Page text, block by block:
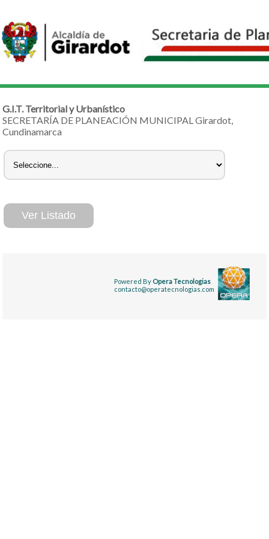
G.I.T. Territorial y Urbanístico
SECRETARÍA DE PLANEACIÓN MUNICIPAL Girardot,
Cundinamarca
Powered By Opera Tecnologias
contacto@operatecnologias.com